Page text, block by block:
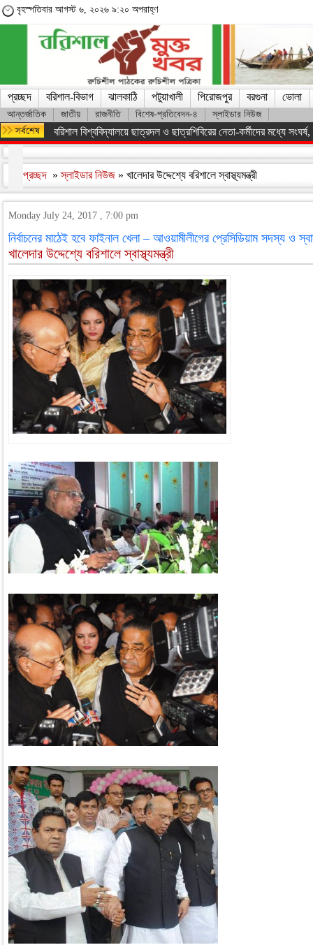
বৃহস্পতিবার আগস্ট ৬, ২০২৬ ৯:২০ অপরাহ্ণ
প্রচ্ছদ বরিশাল-বিভাগ ঝালকাঠি পটুয়াখালী পিরোজপুর বরগুনা ভোলা
আন্তর্জাতিক জাতীয় রাজনীতি বিশেষ-প্রতিবেদন-৪ স্লাইডার নিউজ
অসংখ্য শহিদের রক্তের বিনিময়ে ফ্যাসিস্ট সরকারকে হটানো সম্ভব হয়েছে :
প্রচ্ছদ »স্লাইডার নিউজ » খালেদার উদ্দেশ্যে বরিশালে স্বাস্থ্যমন্ত্রী
Monday July 24, 2017 , 7:00 pm
নির্বাচনের মাঠেই হবে ফাইনাল খেলা – আওয়ামীলীগের প্রেসিডিয়াম সদস্য ও
খালেদার উদ্দেশ্যে বরিশালে স্বাস্থ্যমন্ত্রী